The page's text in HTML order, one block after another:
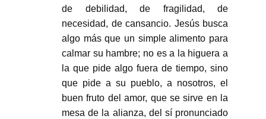
de debilidad, de fragilidad, de
necesidad, de cansancio. Jesús busca
algo más que un simple alimento para
calmar su hambre; no es a la higuera a
la que pide algo fuera de tiempo, sino
que pide a su pueblo, a nosotros, el
buen fruto del amor, que se sirve en la
mesa de la alianza, del sí pronunciado